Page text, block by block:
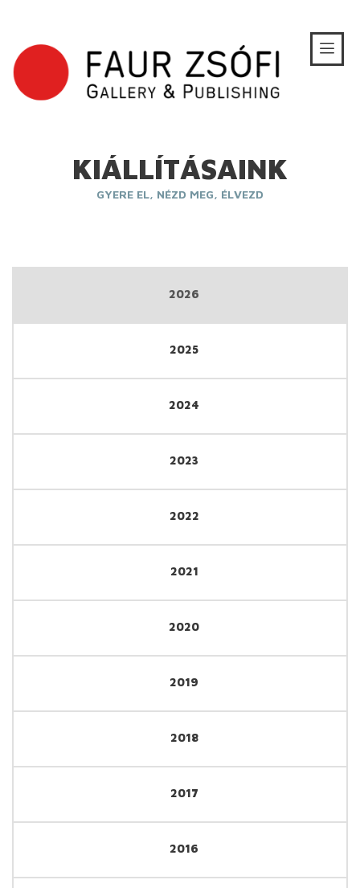
KIÁLLÍTÁSAINK
GYERE EL, NÉZD MEG, ÉLVEZD
2026
2025
2024
2023
2022
2021
2020
2019
2018
2017
2016